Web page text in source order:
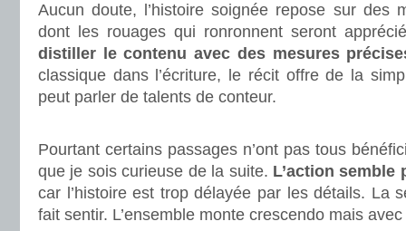
Aucun doute, l’histoire soignée repose sur des
dont les rouages qui ronronnent seront
distiller le contenu avec des mesures
classique dans l’écriture, le récit offre de la
peut parler de talents de conteur.
Pourtant certains passages n’ont pas tous
que je sois curieuse de la suite. L’action semble
car l’histoire est trop délayée par les détails. La
fait sentir. L’ensemble monte crescendo mais